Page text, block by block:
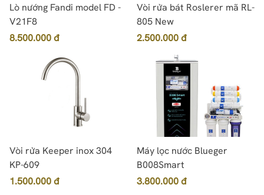
Lò nướng Fandi model FD -
V21F8
8.500.000 đ
Vòi rửa bát Roslerer mã RL-
805 New
2.500.000 đ
Vòi rửa Keeper inox 304
KP-609
1.500.000 đ
Máy lọc nước Blueger
B008Smart
3.800.000 đ